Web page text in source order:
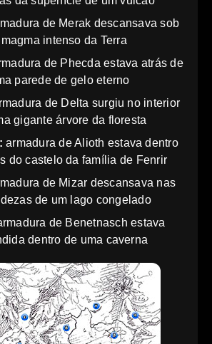
de Merak descansava sob
intenso da Terra
de Phecda estava atrás de
parede de gelo eterno
de Delta surgiu no interior
gigante árvore da floresta
armadura de Alioth estava dentro
do castelo da família de Fenrir
de Mizar descansava nas
de um lago congelado
de Benetnasch estava
dentro de uma caverna